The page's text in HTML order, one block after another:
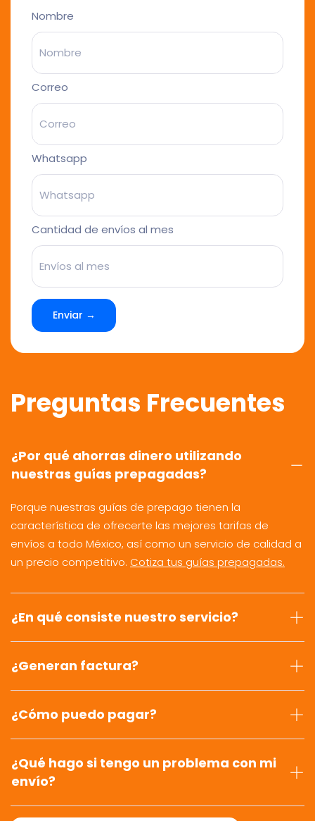
Nombre
Correo
Whatsapp
Cantidad de envíos al mes
Enviar →
Preguntas Frecuentes
¿Por qué ahorras dinero utilizando
nuestras guías prepagadas?
Porque nuestras guías de prepago tienen la
característica de ofrecerte las mejores tarifas de
envíos a todo México, así como un servicio de calidad a
un precio competitivo. Cotiza tus guías prepagadas.
¿En qué consiste nuestro servicio?
¿Generan factura?
¿Cómo puedo pagar?
¿Qué hago si tengo un problema con mi
envío?